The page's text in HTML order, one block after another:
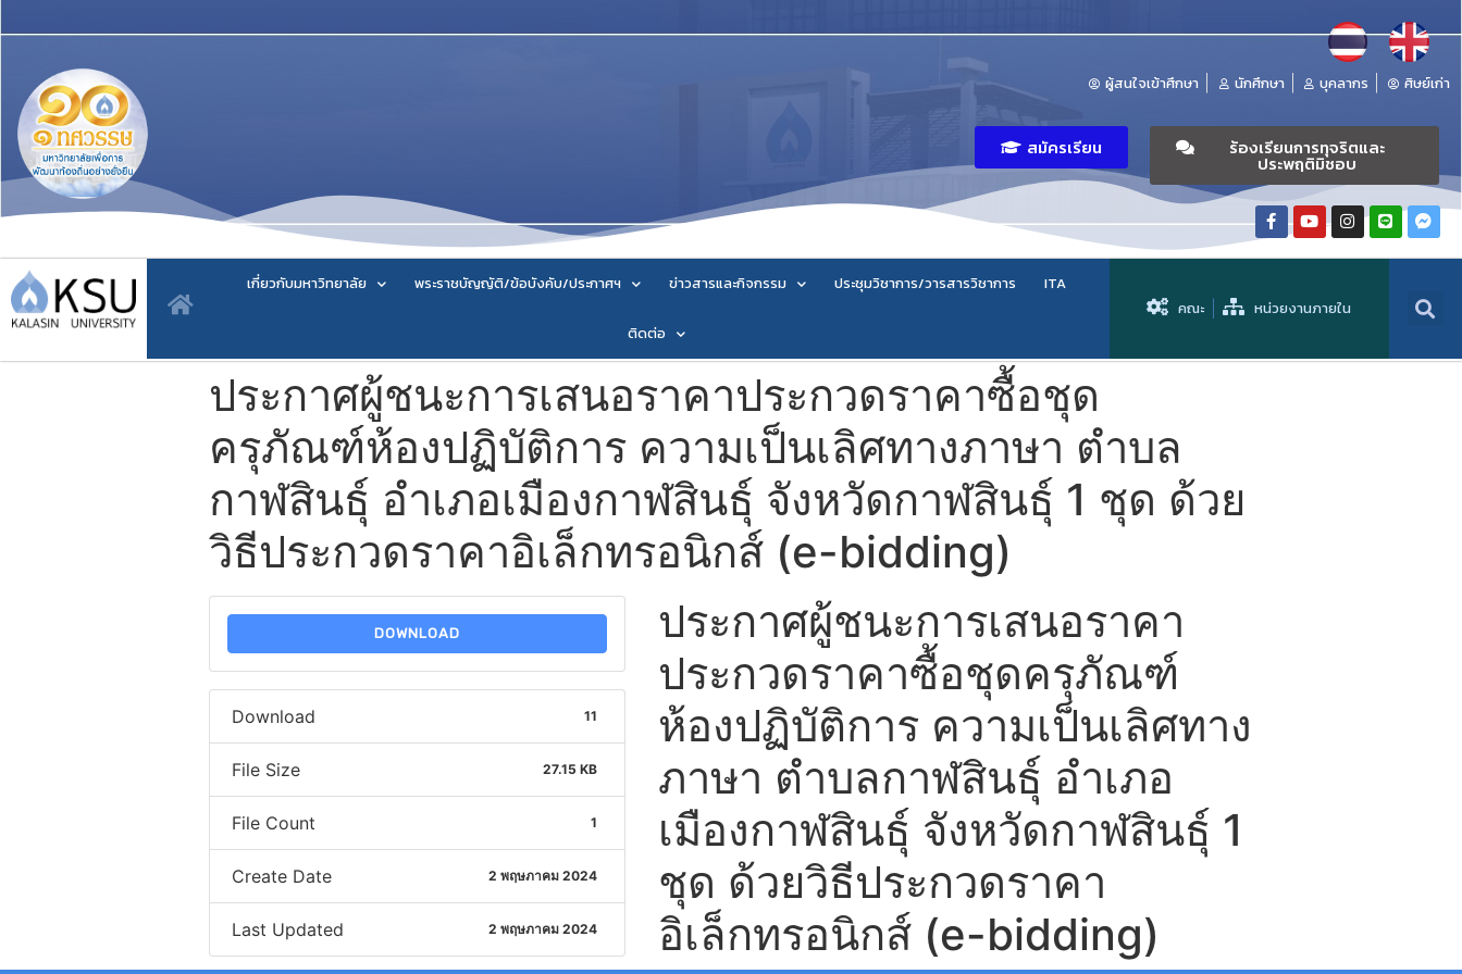
ผู้สนใจเข้าศึกษา นักศึกษา บุคลากร ศิษย์เก่า
สมัครเรียน ร้องเรียนการทุจริตและ
ประพฤติมิชอบ
เกี่ยวกับมหาวิทยาลัย พระราชบัญญัติ/ข้อบังคับ/ประกาศฯ ข่าวสารและกิจกรรม ประชุมวิชาการ/วารสารวิชาการ ITA
ติดต่อ
คณะ หน่วยงานภายใน
ประกาศผู้ชนะการเสนอราคาประกวดราคาซื้อชุด
ครุภัณฑ์ห้องปฏิบัติการ ความเป็นเลิศทางภาษา ตำบล
กาฬสินธุ์ อำเภอเมืองกาฬสินธุ์ จังหวัดกาฬสินธุ์ 1 ชุด ด้วย
วิธีประกวดราคาอิเล็กทรอนิกส์ (e-bidding)
DOWNLOAD
Download 11
File Size 27.15 KB
File Count 1
Create Date 2 พฤษภาคม 2024
Last Updated 2 พฤษภาคม 2024
ประกาศผู้ชนะการเสนอราคา
ประกวดราคาซื้อชุดครุภัณฑ์
ห้องปฏิบัติการ ความเป็นเลิศทาง
ภาษา ตำบลกาฬสินธุ์ อำเภอ
เมืองกาฬสินธุ์ จังหวัดกาฬสินธุ์ 1
ชุด ด้วยวิธีประกวดราคา
อิเล็กทรอนิกส์ (e-bidding)